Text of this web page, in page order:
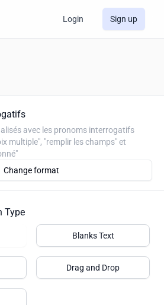
Login Sign up
avec les pronoms interrogatifs
multiple", "remplir les champs" et
Change format
Type
Blanks Text
Drag and Drop